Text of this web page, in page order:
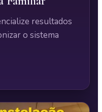
resultados
o sistema